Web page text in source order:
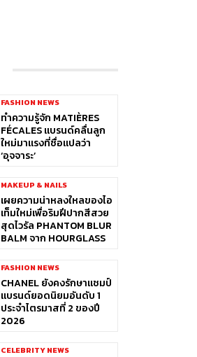
FASHION NEWS
ทำความรู้จัก MATIÈRES
FÉCALES แบรนด์คลื่นลูก
ใหม่มาแรงที่ชื่อแปลว่า
‘อุจจาระ’
MAKEUP & NAILS
เผยความน่าหลงใหลของไอ
เท็มใหม่เพื่อริมฝีปากสีสวย
สุดไวรัล PHANTOM BLUR
BALM จาก HOURGLASS
FASHION NEWS
CHANEL ยังคงรักษาแชมป์
แบรนด์ยอดนิยมอันดับ 1
ประจำไตรมาสที่ 2 ของปี
2026
CELEBRITY NEWS